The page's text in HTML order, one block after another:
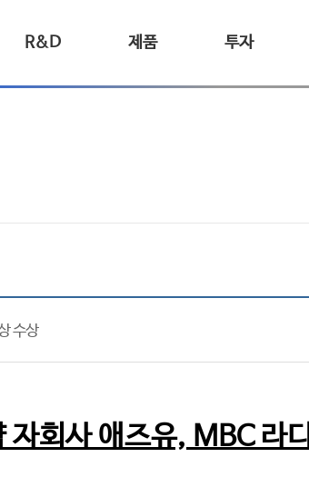
R&D 제품 투자
수상
자회사 애즈유, MBC 라